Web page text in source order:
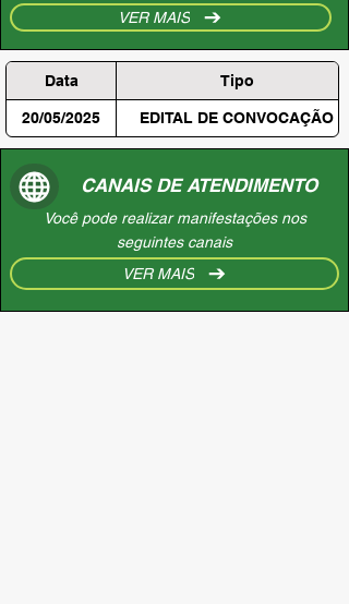
VER MAIS
Data Tipo
20/05/2025 EDITAL DE CONVOCAÇÃO
CANAIS DE ATENDIMENTO
Você pode realizar manifestações nos
seguintes canais
VER MAIS